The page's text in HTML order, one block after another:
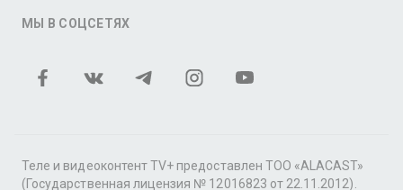
МЫ В СОЦСЕТЯХ
Теле и видеоконтент TV+ предоставлен ТОО «ALACAST»
(Государственная лицензия № 12016823 от 22.11.2012).